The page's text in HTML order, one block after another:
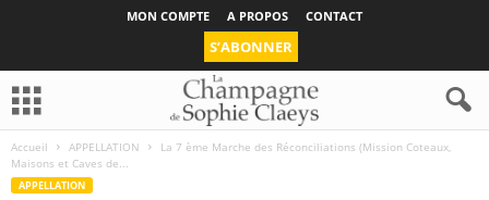
MON COMPTE A PROPOS CONTACT
S’ABONNER
Accueil APPELLATION
La 7 ème Marche des Réconciliations (Mission Coteaux,
Maisons et Caves de...
APPELLATION